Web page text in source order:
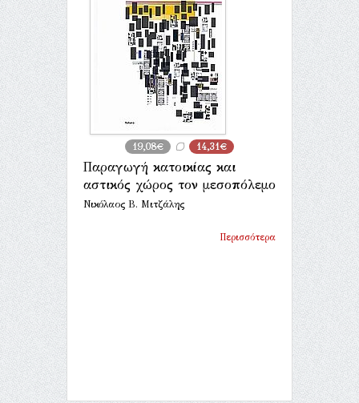
19,08€ 14,31€
Παραγωγή κατοικίας και
αστικός χώρος τον μεσοπόλεμο
Νικόλαος Β. Μιτζάλης
Περισσότερα